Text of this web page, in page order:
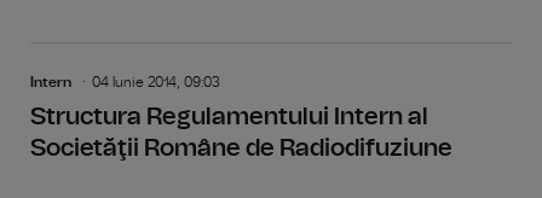
Intern 04 Iunie 2014, 09:03
Structura Regulamentului Intern al
Societăţii Române de Radiodifuziune